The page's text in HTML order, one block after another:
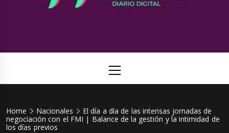
Viral
Menu
Home Nacionales
El día a día de las intensas jornadas de
negociación con el FMI | Balance de la gestión y la intimidad de
los días previos